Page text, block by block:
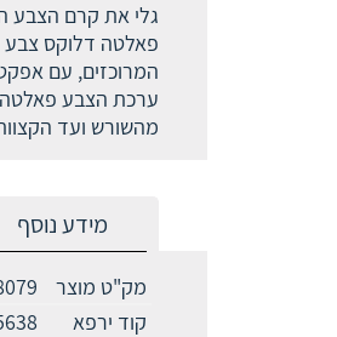
גלי את קרם הצבע
המרוכזים, עם אפקט
מהשורש ועד
מידע נוסף
מק"ט מוצר
קוד ירפא